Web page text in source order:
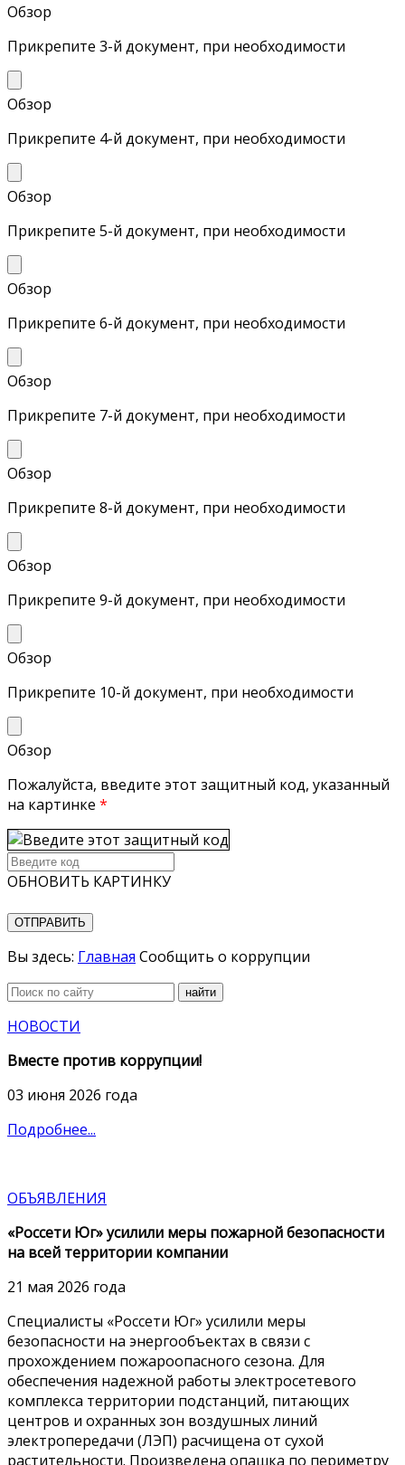
Обзор
Прикрепите 3-й документ, при необходимости
Обзор
Прикрепите 4-й документ, при необходимости
Обзор
Прикрепите 5-й документ, при необходимости
Обзор
Прикрепите 6-й документ, при необходимости
Обзор
Прикрепите 7-й документ, при необходимости
Обзор
Прикрепите 8-й документ, при необходимости
Обзор
Прикрепите 9-й документ, при необходимости
Обзор
Прикрепите 10-й документ, при необходимости
Обзор
Пожалуйста, введите этот защитный код, указанный
на картинке *
ОБНОВИТЬ КАРТИНКУ
ОТПРАВИТЬ
Вы здесь: Главная Сообщить о коррупции
найти
НОВОСТИ
Вместе против коррупции!
03 июня 2026 года
Подробнее...
ОБЪЯВЛЕНИЯ
«Россети Юг» усилили меры пожарной безопасности
на всей территории компании
21 мая 2026 года
Специалисты «Россети Юг» усилили меры
безопасности на энергообъектах в связи с
прохождением пожароопасного сезона. Для
обеспечения надежной работы электросетевого
комплекса территории подстанций, питающих
центров и охранных зон воздушных линий
электропередачи (ЛЭП) расчищена от сухой
растительности. Произведена опашка по периметру